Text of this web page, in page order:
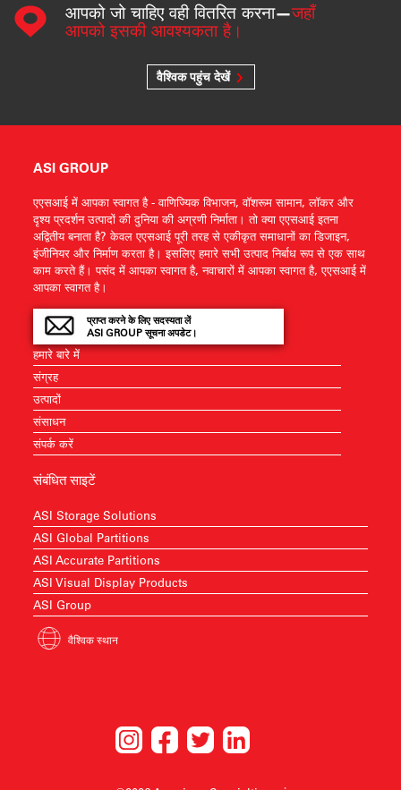
आपको जो चाहिए वही वितरित करना—जहाँ
आपको इसकी आवश्यकता है।
वैश्विक पहुंच देखें
ASI GROUP
एएसआई में आपका स्वागत है - वाणिज्यिक विभाजन, वॉशरूम सामान, लॉकर और
दृश्य प्रदर्शन उत्पादों की दुनिया की अग्रणी निर्माता। तो क्या एएसआई इतना
अद्वितीय बनाता है? केवल एएसआई पूरी तरह से एकीकृत समाधानों का डिजाइन,
इंजीनियर और निर्माण करता है। इसलिए हमारे सभी उत्पाद निर्बाध रूप से एक साथ
काम करते हैं। पसंद में आपका स्वागत है, नवाचारों में आपका स्वागत है, एएसआई में
आपका स्वागत है।
प्राप्त करने के लिए सदस्यता लें
ASI GROUP सूचना अपडेट।
हमारे बारे में
संग्रह
उत्पादों
संसाधन
संपर्क करें
संबंधित साइटें
ASI Storage Solutions
ASI Global Partitions
ASI Accurate Partitions
ASI Visual Display Products
ASI Group
वैश्विक स्थान